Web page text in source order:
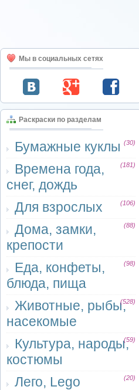
Мы в социальных сетях
Раскраски по разделам
Бумажные куклы (30)
Времена года,
снег, дождь
(181)
Для взрослых (106)
Дома, замки,
крепости
(88)
Еда, конфеты,
блюда, пища
(98)
Животные, рыбы,
насекомые
(528)
Культура, народы,
костюмы
(59)
Лего, Lego (20)